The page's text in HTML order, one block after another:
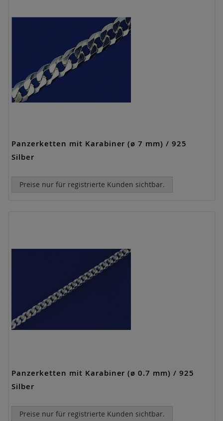
Panzerketten mit Karabiner (ø 7 mm) / 925
Silber
Preise nur für registrierte Kunden sichtbar.
Panzerketten mit Karabiner (ø 0.7 mm) / 925
Silber
Preise nur für registrierte Kunden sichtbar.